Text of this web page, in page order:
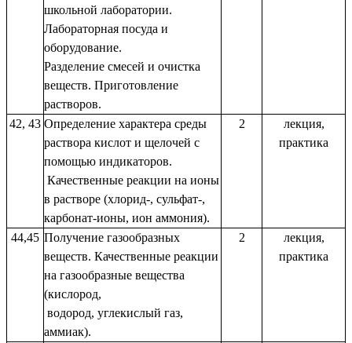
школьной лаборатории.
Лабораторная посуда и
оборудование.
Разделение смесей и очистка
веществ. Приготовление
растворов.
42, 43 Определение характера среды
раствора кислот и щелочей с
помощью индикаторов.
Качественные реакции на ионы
в растворе (хлорид-, сульфат-,
карбонат-ионы, ион аммония).
2
лекция,
практика
44,45 Получение газообразных
веществ. Качественные реакции
на газообразные вещества
(кислород,
водород, углекислый газ,
аммиак).
2
лекция,
практика